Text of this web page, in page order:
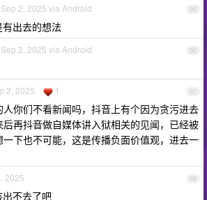
95
Sep 2, 2025 via Android
出去的想法
96
Sep 2, 2025 via Android
97
2, 2025 1
你们不看新闻吗，抖音上有个因为贪污进去
再抖音做自媒体讲入狱相关的见闻，已经被
下也不可能，这是传播负面价值观，进去一
98
2025
不去了吧